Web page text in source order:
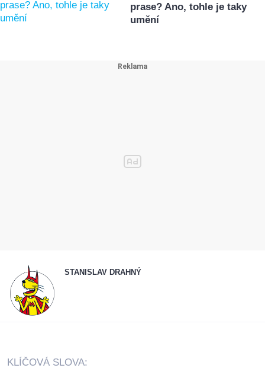
prase? Ano, tohle je taky
umění
STANISLAV DRAHNÝ
KLÍČOVÁ SLOVA: